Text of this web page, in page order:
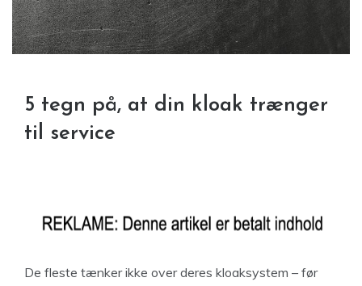
5 tegn på, at din kloak trænger
til service
De fleste tænker ikke over deres kloaksystem – før